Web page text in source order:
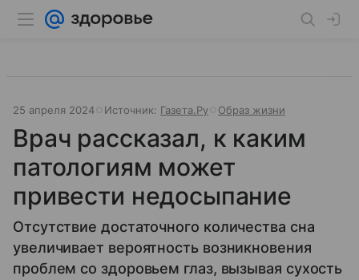
25 апреля 2024 Источник: Газета.Ру Образ жизни
Врач рассказал, к каким
патологиям может
привести недосыпание
Отсутствие достаточного количества сна
увеличивает вероятность возникновения
проблем со здоровьем глаз, вызывая сухость